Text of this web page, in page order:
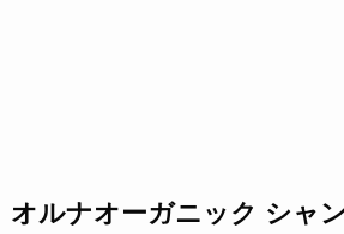
オルナオーガニック シャ